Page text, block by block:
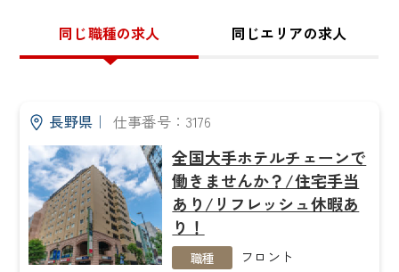
同じ職種の求人 同じエリアの求人
長野県｜ 仕事番号：3176
全国大手ホテルチェーンで
働きませんか？/住宅手当
あり/リフレッシュ休暇あ
り！
職種 フロント